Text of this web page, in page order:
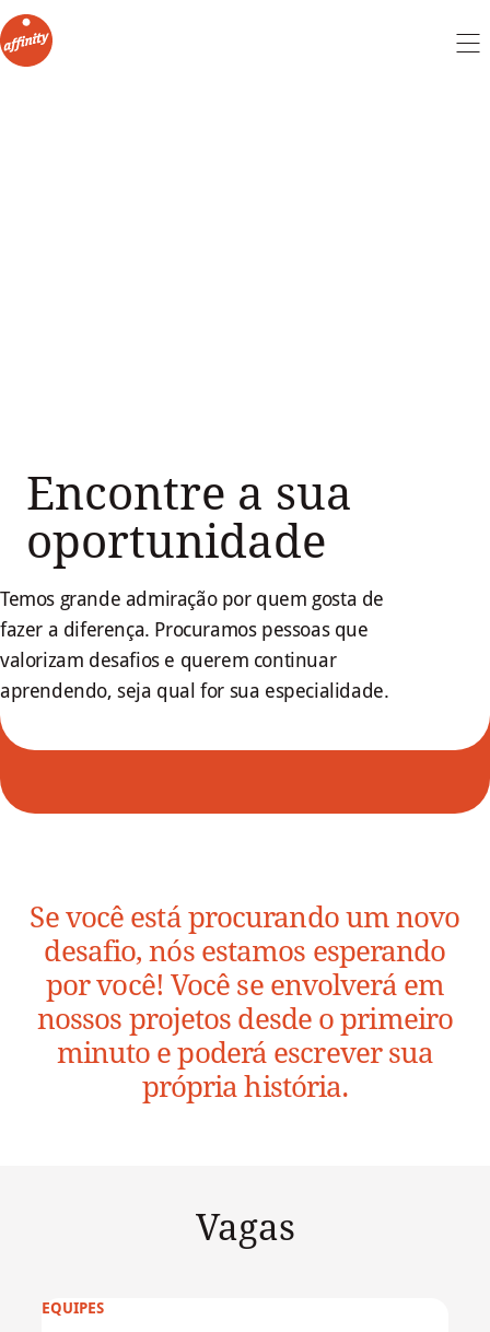
Encontre a sua
oportunidade
Temos grande admiração por quem gosta de
fazer a diferença. Procuramos pessoas que
valorizam desafios e querem continuar
aprendendo, seja qual for sua especialidade.
Se você está procurando um novo
desafio, nós estamos esperando
por você! Você se envolverá em
nossos projetos desde o primeiro
minuto e poderá escrever sua
própria história.
Vagas
EQUIPES